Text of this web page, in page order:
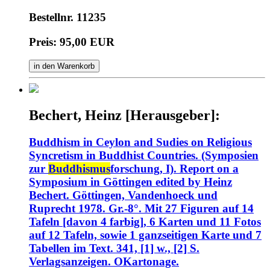
Bestellnr. 11235
Preis: 95,00 EUR
in den Warenkorb
Bechert, Heinz [Herausgeber]:
Buddhism in Ceylon and Sudies on Religious
Syncretism in Buddhist Countries. (Symposien
zur Buddhismusforschung, I). Report on a
Symposium in Göttingen edited by Heinz
Bechert. Göttingen, Vandenhoeck und
Ruprecht 1978. Gr.-8°. Mit 27 Figuren auf 14
Tafeln [davon 4 farbig], 6 Karten und 11 Fotos
auf 12 Tafeln, sowie 1 ganzseitigen Karte und 7
Tabellen im Text. 341, [1] w., [2] S.
Verlagsanzeigen. OKartonage.